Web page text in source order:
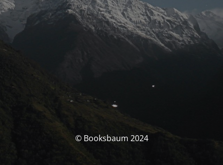
© Booksbaum 2024